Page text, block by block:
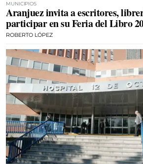
MUNICIPIOS
Aranjuez invita a escritores,
participar en su Feria del Libro
ROBERTO LÓPEZ